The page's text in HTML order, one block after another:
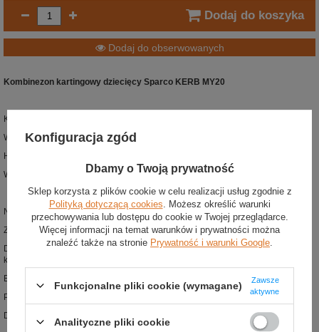
Dodaj do koszyka
Dodaj do obserwowanych
Kombinezon kartingowy dziecięcy Sparco KERB MY20
Kolor: czarno-żółty
Warstwy : 2
Homologacja:
Waga: 470-500 g/m2
Nowy dziecięcy kombinezon kartingowy z kolekcji Sparco
Zaprojektowany zgodnie z obowiązującą homologacją CIK-FIA N2013.1
Dopuszczony do użytku w krajowych i międzynarodowych zawodach
kartingowych
Elastyczny panel umieszczony na plecach
Przewiewne wstawki wewnątrz ud i pod pachami dla lepszej wentylacji
Dwie kieszenie boczne
Konfiguracja zgód
Dbamy o Twoją prywatność
Sklep korzysta z plików cookie w celu realizacji usług zgodnie z
Polityką dotyczącą cookies . Możesz określić warunki
przechowywania lub dostępu do cookie w Twojej przeglądarce.
Więcej informacji na temat warunków i prywatności można
znaleźć także na stronie Prywatność i warunki Google
Funkcjonalne pliki cookie (wymagane)
Zawsze
aktywne
Analityczne pliki cookie